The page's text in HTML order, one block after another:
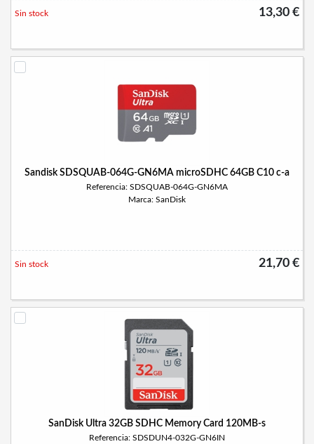
13,30 €
Sin stock
Sandisk SDSQUAB-064G-GN6MA microSDHC 64GB C10 c-a
Referencia: SDSQUAB-064G-GN6MA
Marca: SanDisk
21,70 €
Sin stock
SanDisk Ultra 32GB SDHC Memory Card 120MB-s
Referencia: SDSDUN4-032G-GN6IN